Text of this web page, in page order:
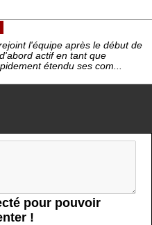
l'équipe après le début de
actif en tant que
étendu ses com...
pour pouvoir
!